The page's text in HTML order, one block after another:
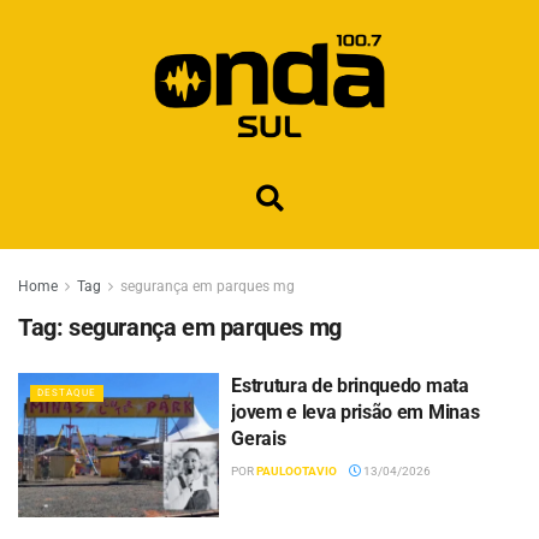
Home Tag segurança em parques mg
Tag: segurança em parques mg
DESTAQUE
Estrutura de brinquedo mata
jovem e leva prisão em Minas
Gerais
PORPAULOOTAVIO 13/04/2026